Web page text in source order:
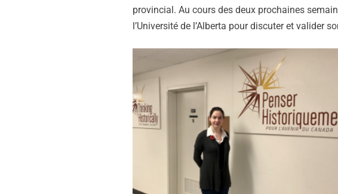
provincial. Au cours des deux prochaines
l’Université de l’Alberta pour discuter et valider